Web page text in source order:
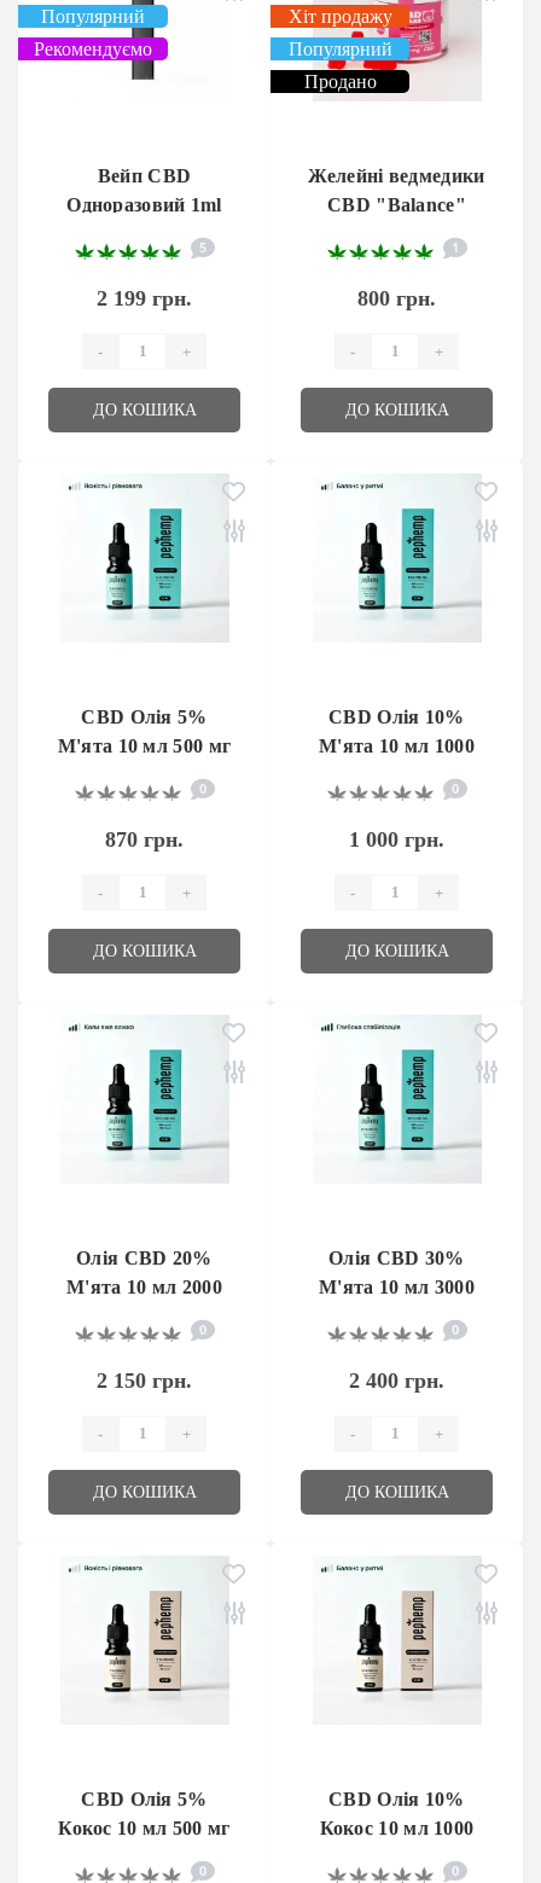
Популярний
Рекомендуємо
Вейп CBD
Одноразовий 1ml
5
2 199 грн.
- +
ДО КОШИКА
Хіт продажу
Популярний
Продано
Желейні ведмедики
CBD "Balance"
1
800 грн.
- +
ДО КОШИКА
CBD Олія 5%
М'ята 10 мл 500 мг
0
870 грн.
- +
ДО КОШИКА
CBD Олія 10%
М'ята 10 мл 1000
0
1 000 грн.
- +
ДО КОШИКА
Олія CBD 20%
М'ята 10 мл 2000
0
2 150 грн.
- +
ДО КОШИКА
Олія CBD 30%
М'ята 10 мл 3000
0
2 400 грн.
- +
ДО КОШИКА
CBD Олія 5%
Кокос 10 мл 500 мг
0
CBD Олія 10%
Кокос 10 мл 1000
0